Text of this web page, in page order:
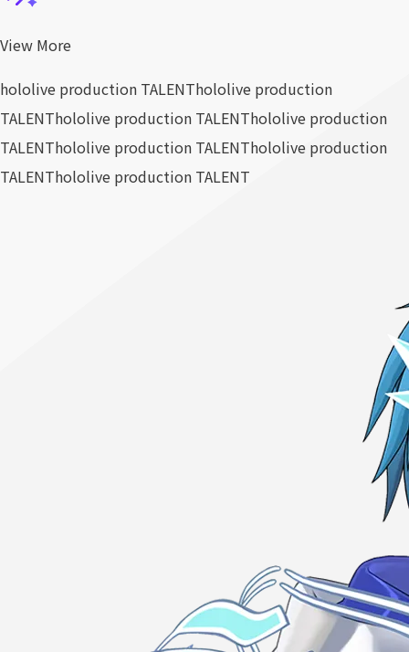
View More
hololive production TALENThololive production
TALENThololive production TALENThololive production
TALENThololive production TALENThololive production
TALENThololive production TALENT